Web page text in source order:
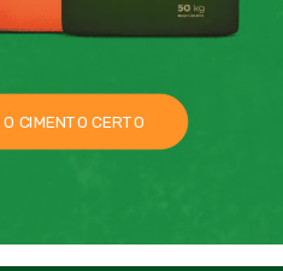
CIMENTO CERTO